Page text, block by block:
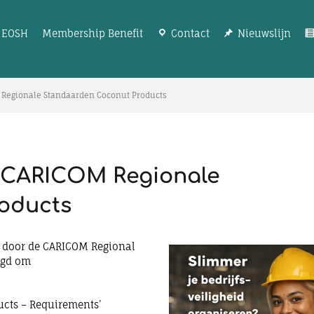
EOSH Membership Benefit Contact Nieuwslijn
Regionale Standaarden Coconut Products
Regionale
de CARICOM Regional
om
– Requirements’